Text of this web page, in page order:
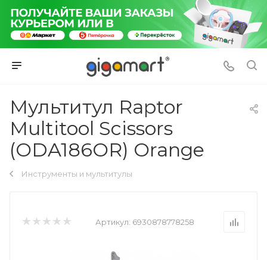
Мультитул Raptor
Multitool Scissors
(ODA186OR) Orange
Инструменты и мультитулы
Артикул: 6930878778258